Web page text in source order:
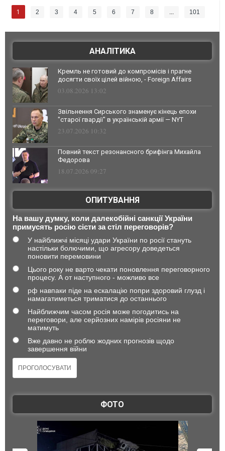
1 2 3 4 5 6 7 8 ... 101
АНАЛІТИКА
Кремль не готовий до компромісів і прагне
досягти своїх цілей війною, - Foreign Affairs
03.08.2026 13:02
Звільнення Сирського знаменує кінець епохи
"старої гвардії" в українській армії — NYT
23.07.2026 10:32
Повний текст резонансного брифінга Михайла
Федорова
18.07.2026 09:27
ОПИТУВАННЯ
На вашу думку, коли далекобійні санкції України
примусять росію сісти за стіл переговорів?
У найближчі місяці удари України по росії стануть
настільки болючими, що агресору доведеться
поновити перемовини
Цього року не варто чекати поновлення переговорного
процесу. А от наступного - можливо все
рф навпаки піде на ескалацію попри здоровий глузд і
намагатиметься триматися до останнього
Найближчим часом росія може погодитись на
переговори, але серйозних намірів росіяни не
матимуть
Вже давно не роблю жодних прогнозів щодо
завершення війни
ФОТО